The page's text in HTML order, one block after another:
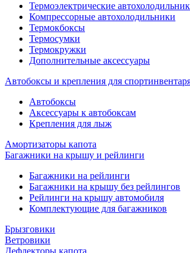
Термоэлектрические
Компрессорные автохолодильники
Термокбоксы
Термосумки
Термокружки
Дополнительные аксессуары
Автобоксы и крепления для
Автобоксы
Аксессуары к автобоксам
Крепления для лыж
Амортизаторы капота
Багажники на крышу и рейлинги
Багажники на рейлинги
Багажники на крышу без рейлингов
Рейлинги на крышу автомобиля
Комплектующие для багажников
Брызговики
Ветровики
Дефлекторы капота